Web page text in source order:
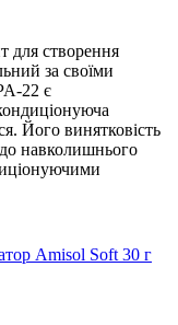
для створення
за своїми
22 є
Його винятковість
навколишнього